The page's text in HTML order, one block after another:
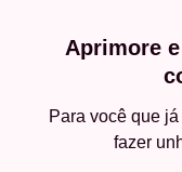
Aprimore
Para você que
fazer